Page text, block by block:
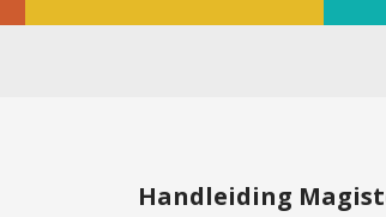
Handleiding